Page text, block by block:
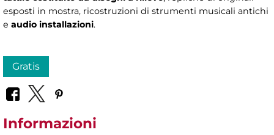
esposti in mostra, ricostruzioni di strumenti musicali antichi
e audio installazioni.
Gratis
Informazioni